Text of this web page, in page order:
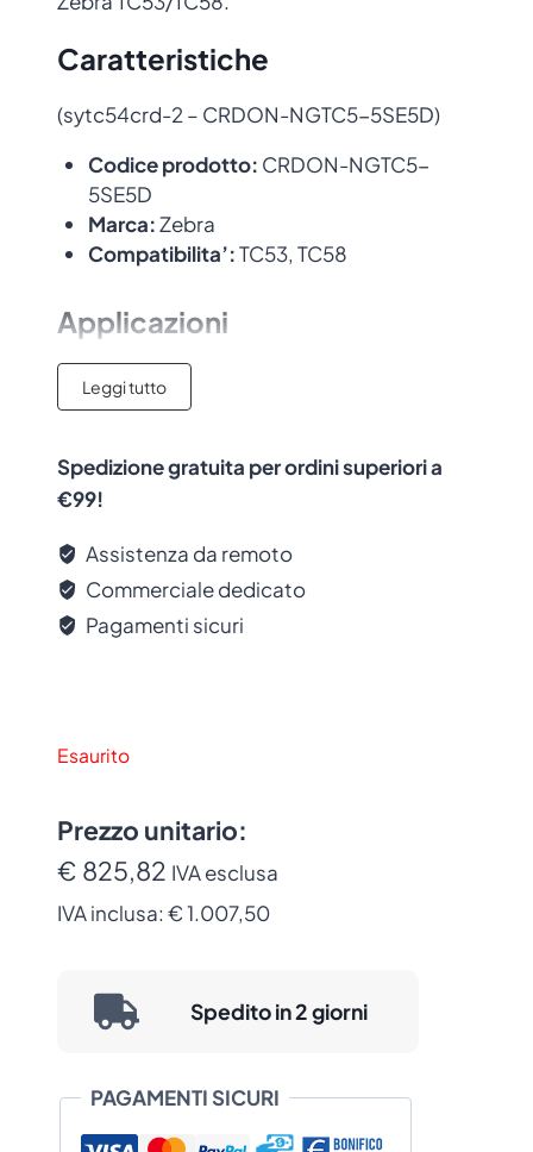
Caratteristiche
(sytc54crd-2 – CRDON-NGTC5-5SE5D)
Codice prodotto: CRDON-NGTC5-
5SE5D
Marca:Zebra
Compatibilita’:TC53, TC58
Applicazioni
Ideale per ambienti
magazzinoeproduzione
Leggi tutto
Spedizione gratuita per ordini superiori a
€99!
Assistenza da remoto
Commerciale dedicato
Pagamenti sicuri
Esaurito
Prezzo unitario:
€ 825,82 IVA esclusa
IVA inclusa: € 1.007,50
Spedito in 2 giorni
PAGAMENTI SICURI